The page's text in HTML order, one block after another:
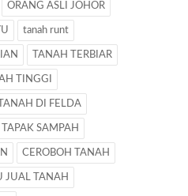
ORANG ASLI JOHOR
tanah runt
TANAH TERBIAR
TINGGI
TANAH DI FELDA
TAPAK SAMPAH
CEROBOH TANAH
JUAL TANAH